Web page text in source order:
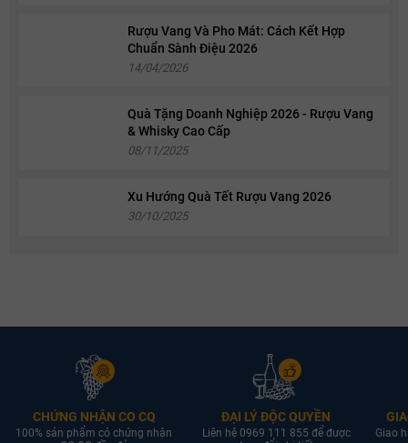
Rượu Vang Và Pho Mát: Cách Kết Hợp
Chuẩn Sành Điệu 2026
14/04/2026
Quà Tặng Doanh Nghiệp 2026 - Rượu Vang
& Whisky Cao Cấp
08/11/2025
Xu Hướng Quà Tết Rượu Vang 2026
30/10/2025
CHỨNG NHẬN CO CQ
100% sản phẩm có chứng nhận
ĐẠI LÝ ĐỘC QUYỀN
Liên hệ 0969 111 855 để được
Giao